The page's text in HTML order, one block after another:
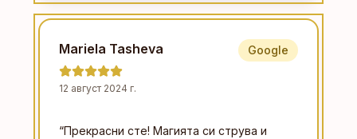
Mariela Tasheva
12 август 2024 г.
Google
“Прекрасни сте! Магията си струва и